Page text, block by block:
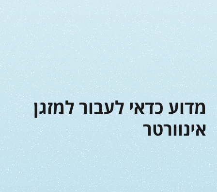
מדוע כדאי לעבור למזגן
אינוורטר